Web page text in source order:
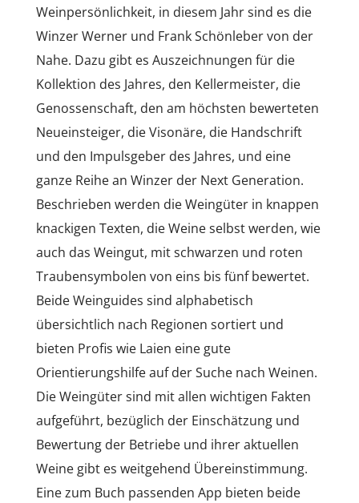
Weinpersönlichkeit, in diesem Jahr sind es die
Winzer Werner und Frank Schönleber von der
Nahe. Dazu gibt es Auszeichnungen für die
Kollektion des Jahres, den Kellermeister, die
Genossenschaft, den am höchsten bewerteten
Neueinsteiger, die Visonäre, die Handschrift
und den Impulsgeber des Jahres, und eine
ganze Reihe an Winzer der Next Generation.
Beschrieben werden die Weingüter in knappen
knackigen Texten, die Weine selbst werden, wie
auch das Weingut, mit schwarzen und roten
Traubensymbolen von eins bis fünf bewertet.
Beide Weinguides sind alphabetisch
übersichtlich nach Regionen sortiert und
bieten Profis wie Laien eine gute
Orientierungshilfe auf der Suche nach Weinen.
Die Weingüter sind mit allen wichtigen Fakten
aufgeführt, bezüglich der Einschätzung und
Bewertung der Betriebe und ihrer aktuellen
Weine gibt es weitgehend Übereinstimmung.
Eine zum Buch passenden App bieten beide